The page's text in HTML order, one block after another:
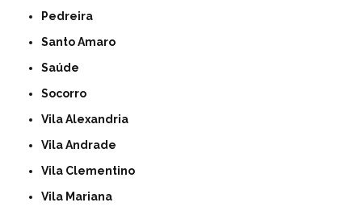
Pedreira
Santo Amaro
Saúde
Socorro
Vila Alexandria
Vila Andrade
Vila Clementino
Vila Mariana